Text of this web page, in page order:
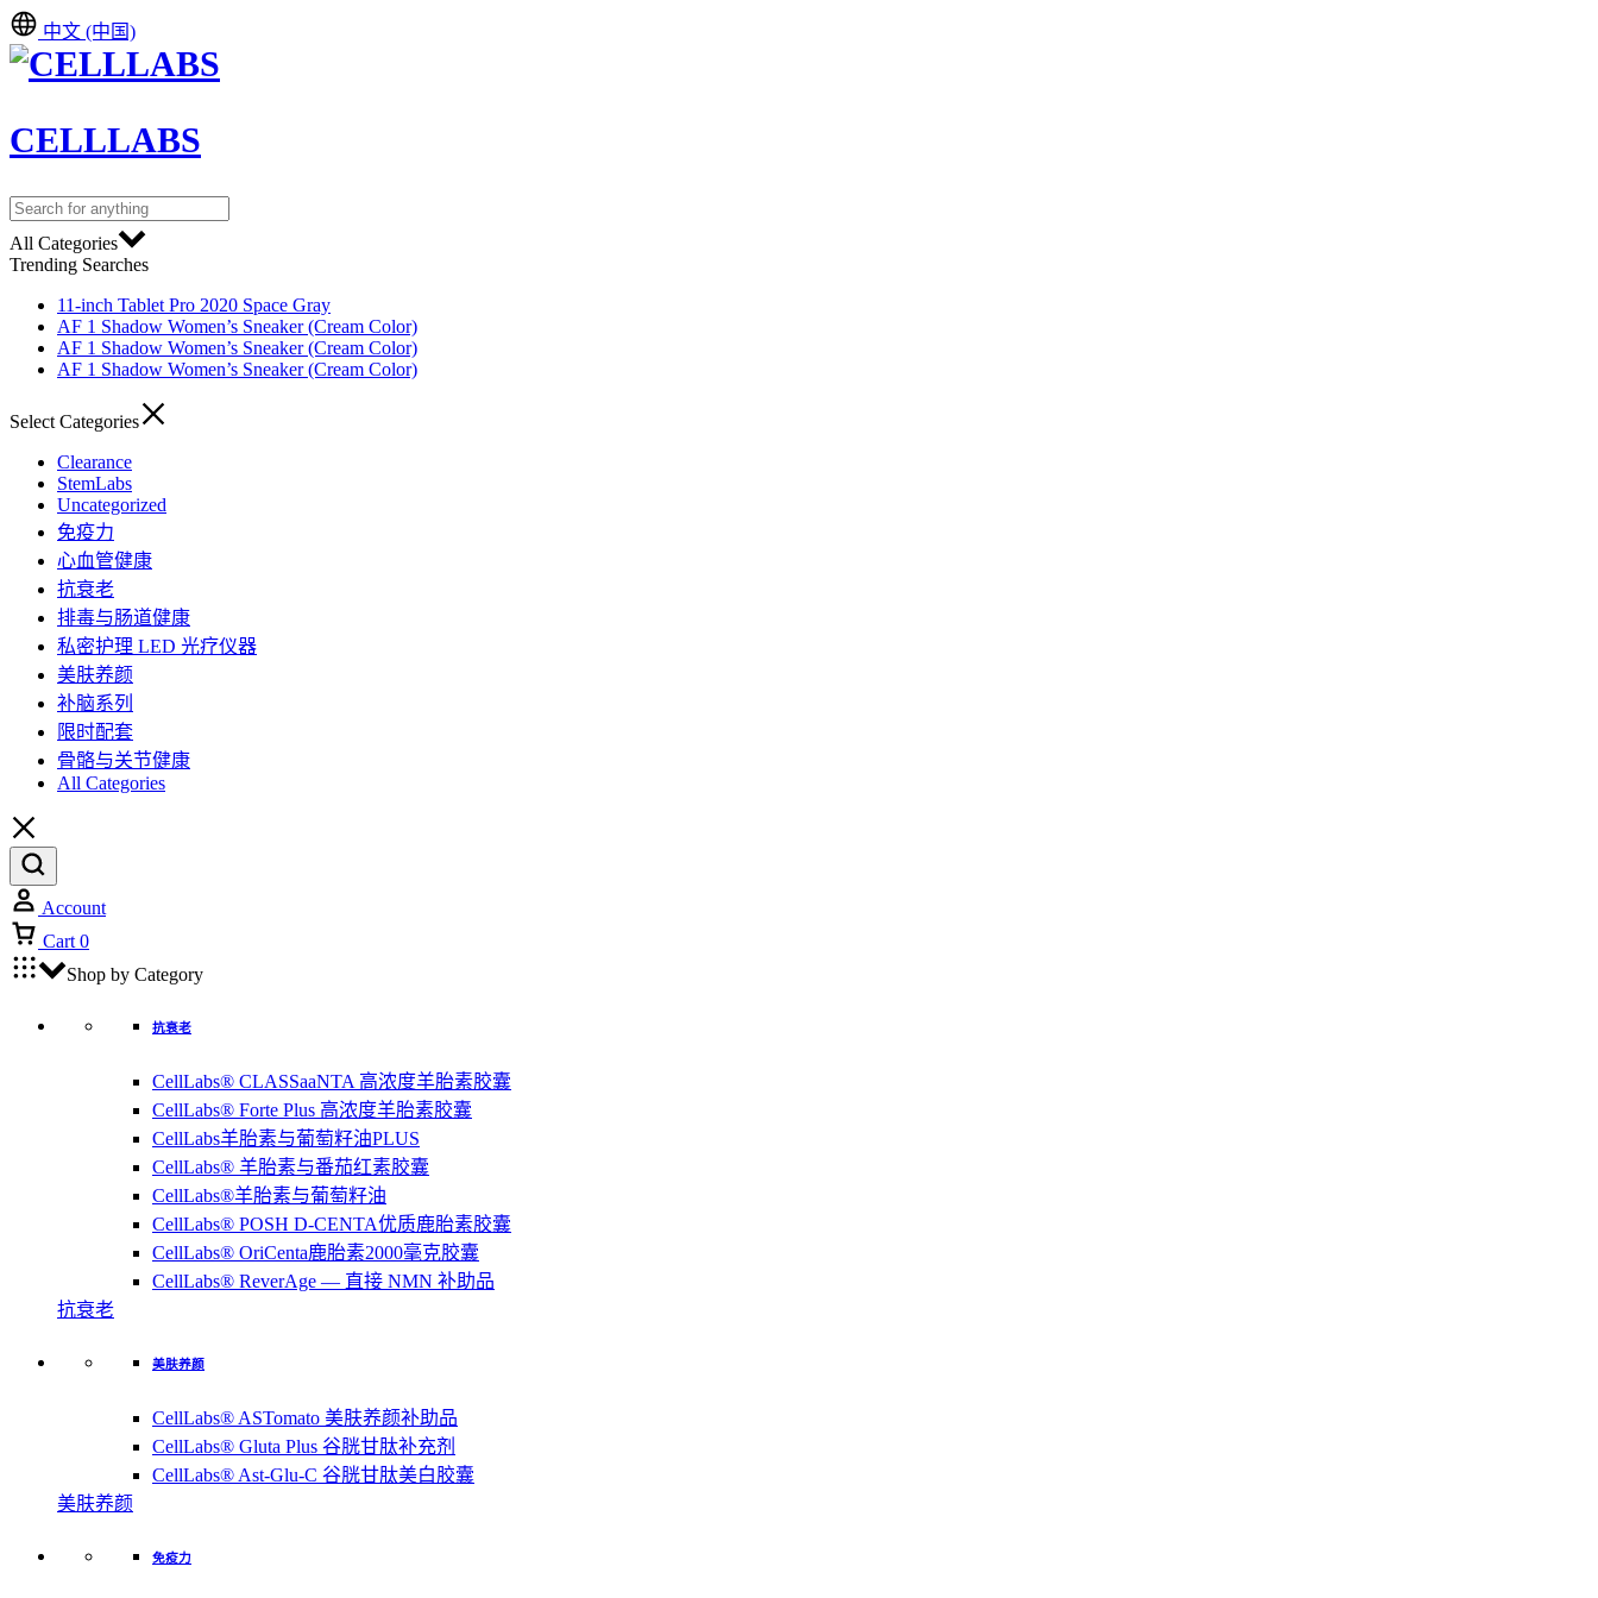
中文 (中国)
CELLLABS
All Categories
Trending Searches
11-inch Tablet Pro 2020 Space Gray
AF 1 Shadow Women’s Sneaker (Cream Color)
AF 1 Shadow Women’s Sneaker (Cream Color)
AF 1 Shadow Women’s Sneaker (Cream Color)
Select Categories
Clearance
StemLabs
Uncategorized
免疫力
心血管健康
抗衰老
排毒与肠道健康
私密护理 LED 光疗仪器
美肤养颜
补脑系列
限时配套
骨骼与关节健康
All Categories
Account
Cart 0
Shop by Category
抗衰老
CellLabs® CLASSaaNTA 高浓度羊胎素胶囊
CellLabs® Forte Plus 高浓度羊胎素胶囊
CellLabs羊胎素与葡萄籽油PLUS
CellLabs® 羊胎素与番茄红素胶囊
CellLabs®羊胎素与葡萄籽油
CellLabs® POSH D-CENTA优质鹿胎素胶囊
CellLabs® OriCenta鹿胎素2000毫克胶囊
CellLabs® ReverAge — 直接 NMN 补助品
抗衰老
美肤养颜
CellLabs® ASTomato 美肤养颜补助品
CellLabs® Gluta Plus 谷胱甘肽补充剂
CellLabs® Ast-Glu-C 谷胱甘肽美白胶囊
美肤养颜
免疫力